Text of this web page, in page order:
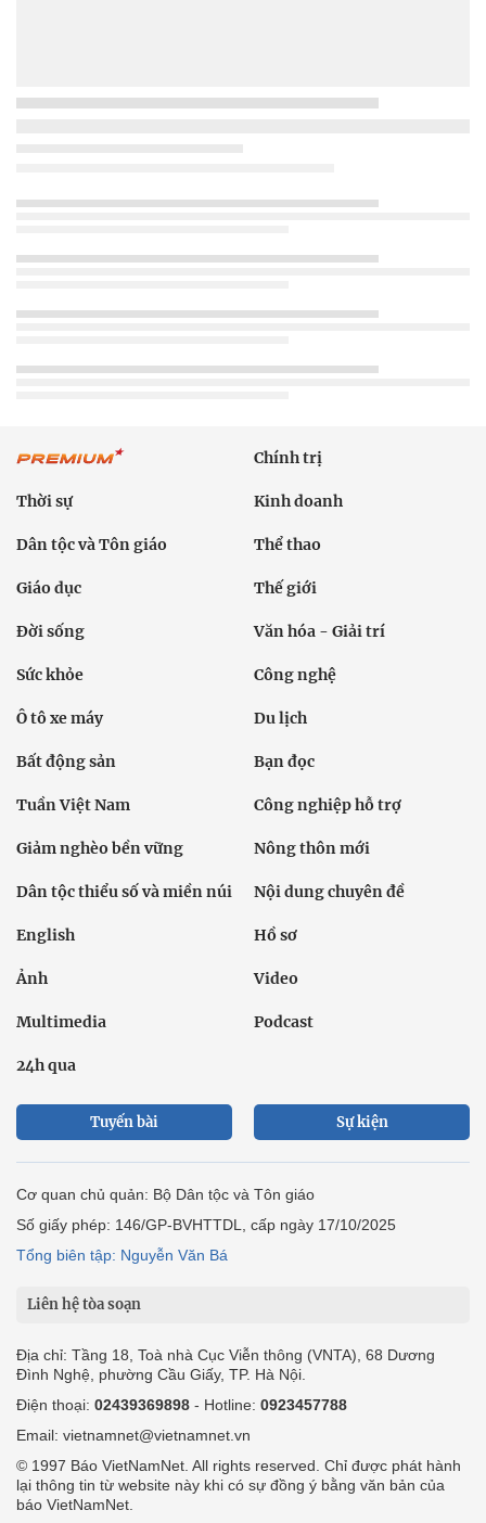
Chính trị
Thời sự Kinh doanh
Dân tộc và Tôn giáo Thể thao
Giáo dục Thế giới
Đời sống Văn hóa - Giải trí
Sức khỏe Công nghệ
Ô tô xe máy Du lịch
Bất động sản Bạn đọc
Tuần Việt Nam Công nghiệp hỗ trợ
Giảm nghèo bền vững Nông thôn mới
Dân tộc thiểu số và miền núi Nội dung chuyên đề
English Hồ sơ
Ảnh Video
Multimedia Podcast
24h qua
Tuyến bài Sự kiện
Cơ quan chủ quản: Bộ Dân tộc và Tôn giáo
Số giấy phép: 146/GP-BVHTTDL, cấp ngày 17/10/2025
Tổng biên tập: Nguyễn Văn Bá
Liên hệ tòa soạn
Địa chỉ: Tầng 18, Toà nhà Cục Viễn thông (VNTA), 68 Dương
Đình Nghệ, phường Cầu Giấy, TP. Hà Nội.
Điện thoại: 02439369898 - Hotline: 0923457788
Email: vietnamnet@vietnamnet.vn
© 1997 Báo VietNamNet. All rights reserved. Chỉ được phát hành
lại thông tin từ website này khi có sự đồng ý bằng văn bản của
báo VietNamNet.